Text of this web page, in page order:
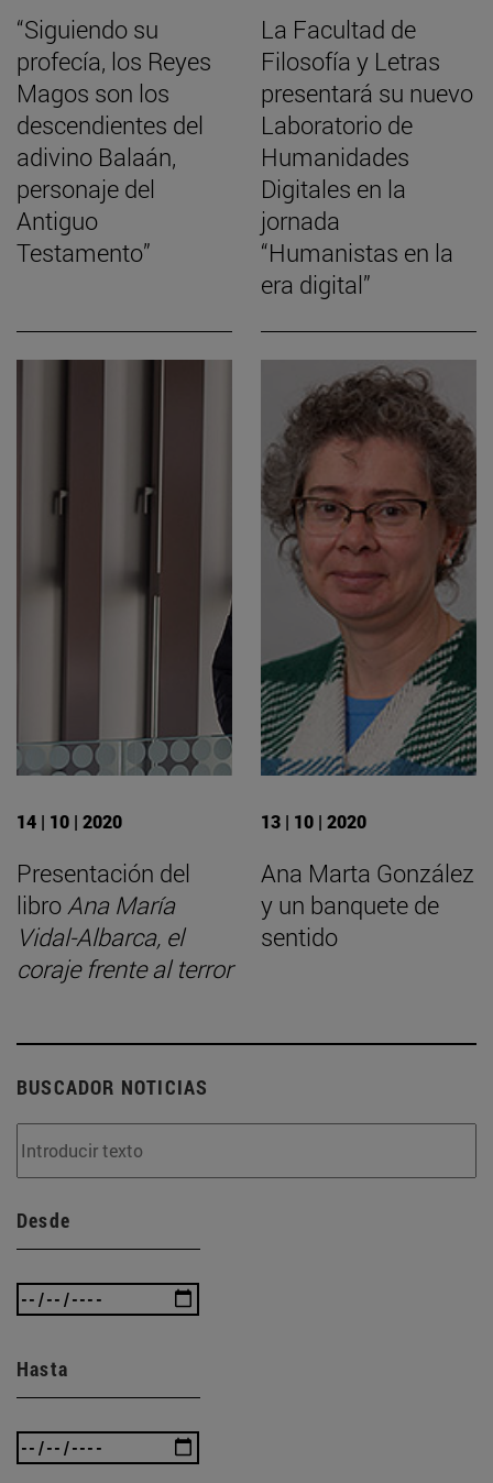
“Siguiendo su
profecía, los Reyes
Magos son los
descendientes del
adivino Balaán,
personaje del
Antiguo
Testamento”
La Facultad de
Filosofía y Letras
presentará su nuevo
Laboratorio de
Humanidades
Digitales en la
jornada
“Humanistas en la
era digital”
14 | 10 | 2020
Presentación del
libro Ana María
Vidal-Albarca, el
coraje frente al terror
13 | 10 | 2020
Ana Marta González
y un banquete de
sentido
BUSCADOR NOTICIAS
Desde
Hasta